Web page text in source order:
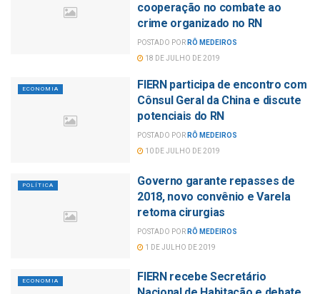
cooperação no combate ao
crime organizado no RN
POSTADO POR RÔ MEDEIROS
18 DE JULHO DE 2019
ECONOMIA
FIERN participa de encontro com
Cônsul Geral da China e discute
potenciais do RN
POSTADO POR RÔ MEDEIROS
10 DE JULHO DE 2019
POLÍTICA
Governo garante repasses de
2018, novo convênio e Varela
retoma cirurgias
POSTADO POR RÔ MEDEIROS
1 DE JULHO DE 2019
ECONOMIA
FIERN recebe Secretário